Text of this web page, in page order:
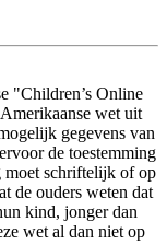
"Children’s Online
wet uit
gegevens van
de toestemming
moet schriftelijk of op
de ouders weten dat
kind, jonger dan
wet al dan niet op